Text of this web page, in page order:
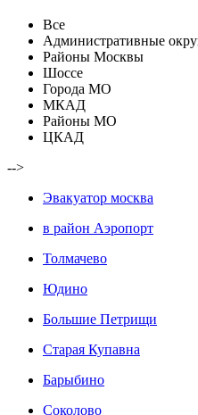
Все
Административные
Районы Москвы
Шоссе
Города МО
МКАД
Районы МО
ЦКАД
-->
Эвакуатор москва
в район Аэропорт
Толмачево
Юдино
Большие Петрищи
Старая Купавна
Барыбино
Соколово